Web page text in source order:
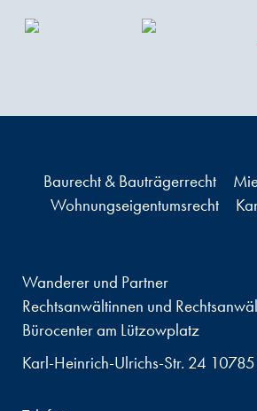
Baurecht & Bauträgerrecht
Wohnungseigentumsrecht
Wanderer und Partner
Rechtsanwältinnen und
Bürocenter am Lützowplatz
Karl-Heinrich-Ulrichs-Str. 24